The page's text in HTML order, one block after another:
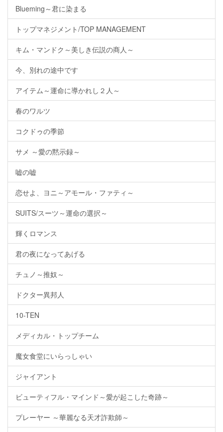
Blueming～君に染まる
トップマネジメント/TOP MANAGEMENT
キム・マンドク～美しき伝説の商人～
今、別れの途中です
アイテム～運命に導かれし２人～
春のワルツ
コクドゥの季節
サメ ～愛の黙示録～
嘘の嘘
恋せよ、ヨニ～アモール・ファティ～
SUITS/スーツ～運命の選択～
輝くロマンス
君の夜になってあげる
チュノ～推奴～
ドクター異邦人
10-TEN
メディカル・トップチーム
魔女食堂にいらっしゃい
ジャイアント
ビューティフル・マインド～愛が起こした奇跡～
プレーヤー ～華麗なる天才詐欺師～